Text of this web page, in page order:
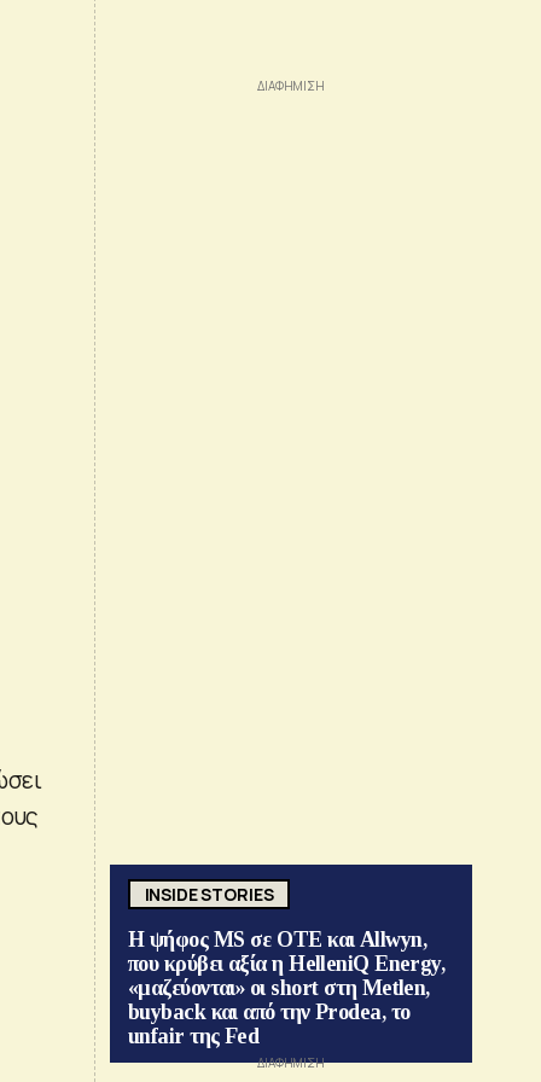
INSIDE STORIES
Η ψήφος MS σε ΟΤΕ και Allwyn,
που κρύβει αξία η HelleniQ Energy,
«μαζεύονται» οι short στη Metlen,
buyback και από την Prodea, το
unfair της Fed